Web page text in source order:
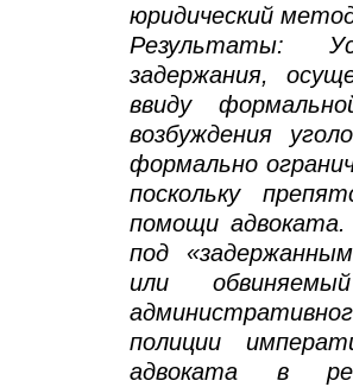
юридический
Результаты:
задержания,
ввиду
возбуждения
формально
поскольку
помощи
под
или
полиции
адвоката в